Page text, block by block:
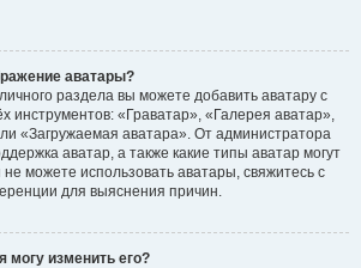
аватары?
раздела вы можете добавить аватару с
инструментов: «Граватар», «Галерея аватар»,
«Загружаемая аватара». От администратора
аватар, а также какие типы аватар могут
можете использовать аватары, свяжитесь с
для выяснения причин.
могу изменить его?